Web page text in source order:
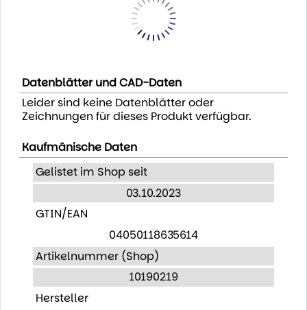
Datenblätter und CAD-Daten
Leider sind keine Datenblätter oder
Zeichnungen für dieses Produkt verfügbar.
Kaufmänische Daten
Gelistet im Shop seit
03.10.2023
GTIN/EAN
04050118635614
Artikelnummer (Shop)
10190219
Hersteller